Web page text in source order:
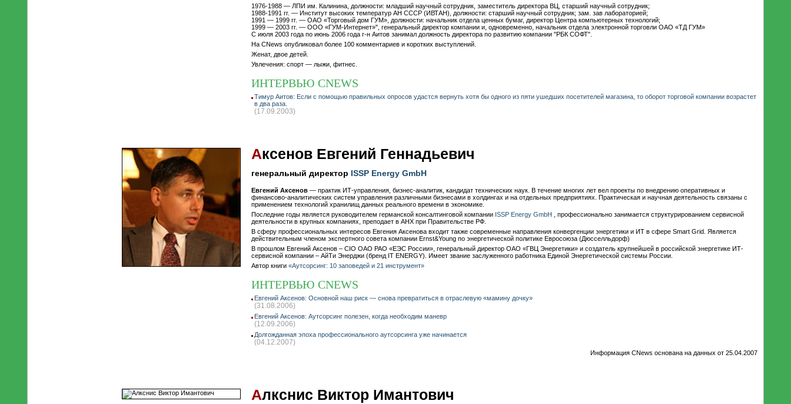
1976-1988 — ЛПИ им. Калинина, должности: младший научный сотрудник, заместитель директора ВЦ, старший научный сотрудник;
1988-1991 гг. — Институт высоких температур АН СССР (ИВТАН), должности: старший научный сотрудник; зам. зав лабораторией;
1991 — 1999 гг. — ОАО «Торговый дом ГУМ», должности: начальник отдела ценных бумаг, директор Центра компьютерных технологий;
1999 — 2003 гг. — ООО «ГУМ-Интернет»", генеральный директор компании и, одновременно, начальник отдела электронной торговли ОАО «ТД ГУМ»
С июля 2003 года по июнь 2006 года г-н Аитов занимал должность директора по развитию компании "РБК СОФТ".
На CNews опубликовал более 100 комментариев и коротких выступлений.
Женат, двое детей.
Увлечения: спорт — лыжи, фитнес.
ИНТЕРВЬЮ CNEWS
Тимур Аитов: Если с помощью правильных опросов удастся вернуть хотя бы одного из пяти ушедших посетителей магазина, то оборот торговой компании возрастет
в два раза.
(17.09.2003)
Аксенов Евгений Геннадьевич
генеральный директор ISSP Energy GmbH
Евгений Аксенов — практик ИТ-управления, бизнес-аналитик, кандидат технических наук. В течение многих лет вел проекты по внедрению оперативных и
финансово-аналитических систем управления различными бизнесами в холдингах и на отдельных предприятиях. Практическая и научная деятельность связаны с
применением технологий хранилищ данных реального времени в экономике.
Последние годы является руководителем германской консалтинговой компании ISSP Energy GmbH
, профессионально занимается структурированием сервисной
деятельности в крупных компаниях, преподает в АНХ при Правительстве РФ.
В сферу профессиональных интересов Евгения Аксенова входит также современные направления конвергенции энергетики и ИТ в сфере Smart Grid. Является
действительным членом экспертного совета компании Ernst&Young по энергетической политике Евросоюза (Дюсселльдорф)
В прошлом Евгений Аксенов – CIO ОАО РАО «ЕЭС России», генеральный директор ОАО «ГВЦ Энергетики» и создатель крупнейшей в российской энергетике ИТ-
сервисной компании – АйТи Энерджи (бренд IT ENERGY). Имеет звание заслуженного работника Единой Энергетической системы России.
Автор книги «Аутсорсинг: 10 заповедей и 21 инструмент»
ИНТЕРВЬЮ CNEWS
Евгений Аксенов: Основной наш риск — снова превратиться в отраслевую «мамину дочку»
(31.08.2006)
Евгений Аксенов: Аутсорсинг полезен, когда необходим маневр
(12.09.2006)
Долгожданная эпоха профессионального аутсорсинга уже начинается
(04.12.2007)
Информация CNews основана на данных от 25.04.2007
Алкснис Виктор Имантович